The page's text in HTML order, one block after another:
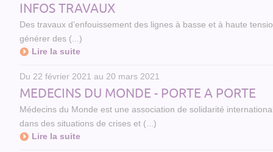
INFOS TRAVAUX
Des travaux d’enfouissement des lignes à basse et à haute
générer des (...)
Lire la suite
Du 22 février 2021 au 20 mars 2021
MEDECINS DU MONDE - PORTE A PORTE
Médecins du Monde est une association de solidarité
dans des situations de crises et (...)
Lire la suite